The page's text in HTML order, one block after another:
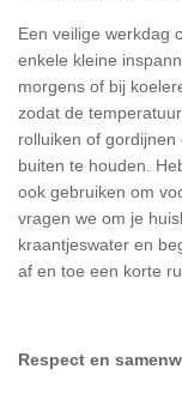
Een veilige werkdag
enkele kleine
morgens of bij
zodat de
rolluiken of
buiten te houden.
ook gebruiken om
vragen we om je
kraantjeswater en
af en toe een korte
Respect en